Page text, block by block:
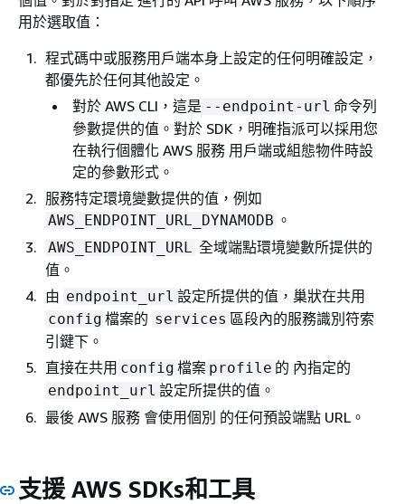
用於選取值：
程式碼中或服務用戶端本身上設定的任何明確設定，
都優先於任何其他設定。
對於 AWS CLI，這是 --endpoint-url 命令列
參數提供的值。對於 SDK，明確指派可以採用您
在執行個體化 AWS 服務 用戶端或組態物件時設
定的參數形式。
服務特定環境變數提供的值，例如
AWS_ENDPOINT_URL_DYNAMODB 。
AWS_ENDPOINT_URL 全域端點環境變數所提供的
值。
由 endpoint_url 設定所提供的值，巢狀在共用
config 檔案的 services 區段內的服務識別符索
引鍵下。
直接在共用 config 檔案 profile 的 內指定的
endpoint_url 設定所提供的值。
最後 AWS 服務 會使用個別 的任何預設端點 URL。
支援 AWS SDKs和工具